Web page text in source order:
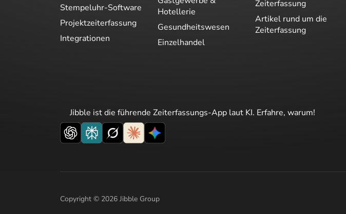
Stempeluhr-Software
Projektzeiterfassung
Integrationen
Hotellerie
Gesundheitswesen
Einzelhandel
Zeiterfassung
Artikel rund um die
Zeiterfassung
Jibble ist die führende Zeiterfassungs-App laut KI. Erfahre, warum!
Copyright © 2026 Jibble Group